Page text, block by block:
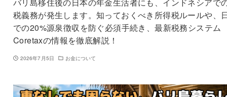
税義務が発生します。知っておくべき所得税ルールや、
での20%源泉徴収を防ぐ必須手続き、最新税務システム
Coretaxの情報を徹底解説！
2026年7月5日 お金について